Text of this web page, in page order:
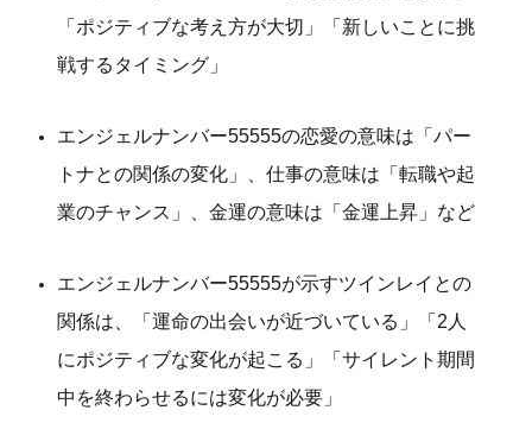
「ポジティブな考え方が大切」「新しいことに挑
戦するタイミング」
エンジェルナンバー55555の恋愛の意味は「パー
トナとの関係の変化」、仕事の意味は「転職や起
業のチャンス」、金運の意味は「金運上昇」など
エンジェルナンバー55555が示すツインレイとの
関係は、「運命の出会いが近づいている」「2人
にポジティブな変化が起こる」「サイレント期間
中を終わらせるには変化が必要」